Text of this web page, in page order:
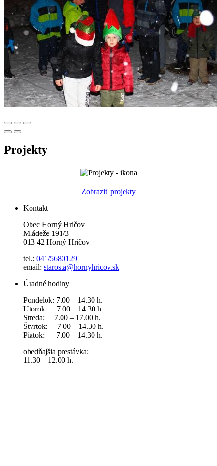
Projekty
Zobraziť projekty
Kontakt
Obec Horný Hričov
Mládeže 191/3
013 42 Horný Hričov
tel.: 041/5680129
email: starosta@hornyhricov.sk
Úradné hodiny
Pondelok: 7.00 – 14.30 h.
Utorok: 7.00 – 14.30 h.
Streda: 7.00 – 17.00 h.
Štvrtok: 7.00 – 14.30 h.
Piatok: 7.00 – 14.30 h.
obedňajšia prestávka:
11.30 – 12.00 h.